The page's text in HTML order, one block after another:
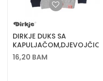
DIRKJE DUKS SA
KAPULJAČOM,DJEVOJČICE-
2-92 2-92
16,20 BAM